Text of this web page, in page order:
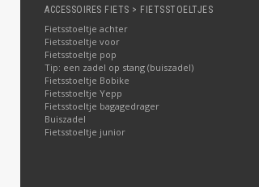
ACCESSOIRES FIETS > FIETSSTOELTJES
Fietsstoeltje achter
Fietsstoeltje voor
Fietsstoeltje pop
Tip: een zadel op stang (buiszadel)
Fietsstoeltje Bobike
Fietsstoeltje Yepp
Fietsstoeltje bagagedrager
Buiszadel
Fietsstoeltje junior